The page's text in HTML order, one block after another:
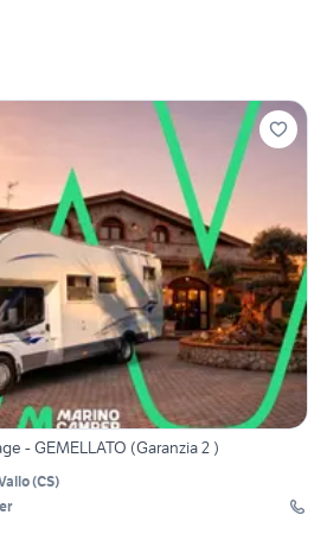
- GEMELLATO (Garanzia 2 )
(CS)